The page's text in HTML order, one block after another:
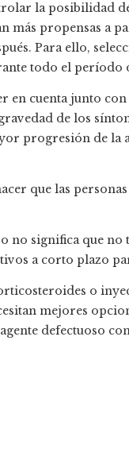
la posibilidad
más propensas a
Para ello,
todo el período
en cuenta junto
de los
progresión de
que las
no significa que
a corto plazo
o
mejores
defectuoso